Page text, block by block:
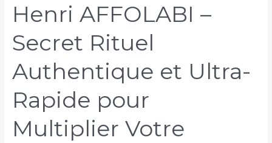
Henri AFFOLABI –
Secret Rituel
Authentique et Ultra-
Rapide pour
Multiplier Votre